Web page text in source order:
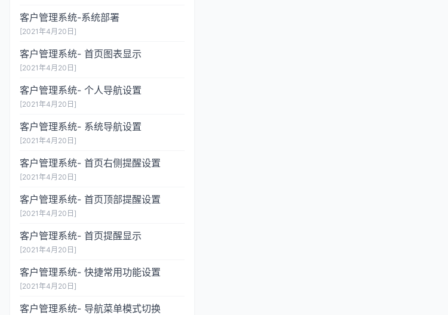
客户管理系统-系统部署
[2021年4月20日]
客户管理系统- 首页图表显示
[2021年4月20日]
客户管理系统- 个人导航设置
[2021年4月20日]
客户管理系统- 系统导航设置
[2021年4月20日]
客户管理系统- 首页右侧提醒设置
[2021年4月20日]
客户管理系统- 首页顶部提醒设置
[2021年4月20日]
客户管理系统- 首页提醒显示
[2021年4月20日]
客户管理系统- 快捷常用功能设置
[2021年4月20日]
客户管理系统- 导航菜单模式切换